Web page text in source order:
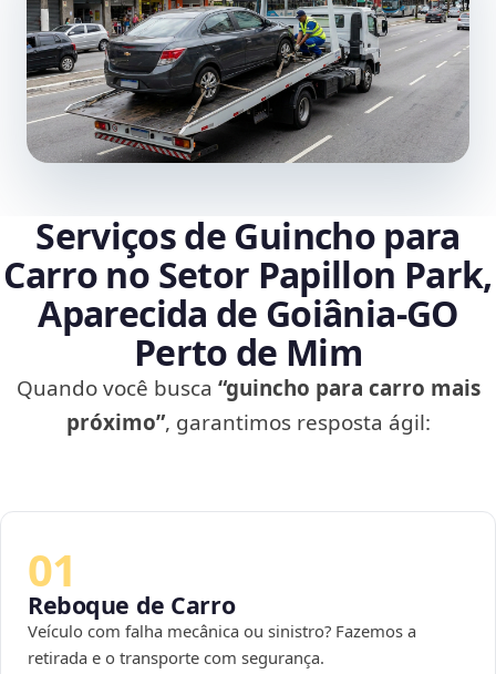
Serviços de Guincho para
Carro no Setor Papillon Park,
Aparecida de Goiânia‑GO
Perto de Mim
Quando você busca “guincho para carro mais
próximo”, garantimos resposta ágil:
01
Reboque de Carro
Veículo com falha mecânica ou sinistro? Fazemos a
retirada e o transporte com segurança.